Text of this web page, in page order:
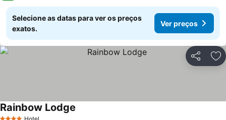
Selecione as datas para ver os preços
exatos.
Ver preços
Partilhar
Hotel
Rainbow Lodge